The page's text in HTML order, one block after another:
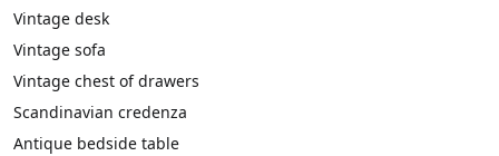
Vintage desk
Vintage sofa
Vintage chest of drawers
Scandinavian credenza
Antique bedside table